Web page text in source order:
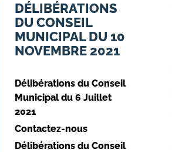
DÉLIBÉRATIONS
DU CONSEIL
MUNICIPAL DU 10
NOVEMBRE 2021
Délibérations du Conseil
Municipal du 6 Juillet
2021
Contactez-nous
Délibérations du Conseil